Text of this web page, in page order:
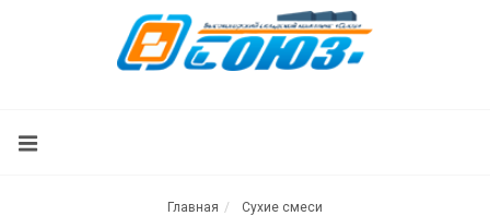
Главная Сухие смеси